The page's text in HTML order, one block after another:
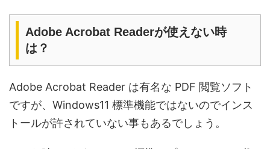
Adobe Acrobat Readerが使えない時
は？
Adobe Acrobat Reader は有名な PDF 閲覧ソフト
ですが、Windows11 標準機能ではないのでインス
トールが許されていない事もあるでしょう。